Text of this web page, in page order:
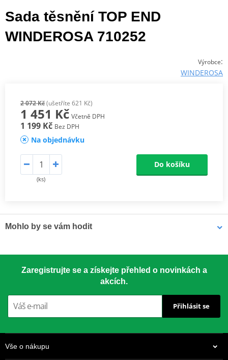
Sada těsnění TOP END
WINDEROSA 710252
Výrobce:
WINDEROSA
2 072 Kč(ušetříte 621 Kč)
1 451 Kč Včetně DPH
1 199 Kč Bez DPH
Na objednávku
(ks)
Do košíku
Mohlo by se vám hodit
Zaregistrujte se a získejte přehled o novinkách a
akcích.
Přihlásit se
Vše o nákupu